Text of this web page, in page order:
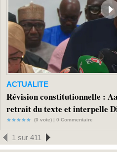
ACTUALITE
Révision constitutionnelle :
retrait du texte et interpelle
(0 vote) | 0 Commentaire
1 sur 411